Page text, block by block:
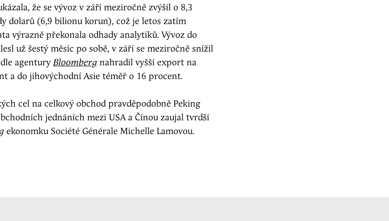
že se vývoz v září meziročně zvýšil o 8,3
dolarů (6,9 bilionu korun), což je letos zatím
výrazně překonala odhady analytiků. Vývoz do
už šestý měsíc po sobě, v září se meziročně snížil
agenturyBloomberg nahradil vyšší export na
a do jihovýchodní Asie téměř o 16 procent.
cel na celkový obchod pravděpodobně Peking
jednáních mezi USA a Čínou zaujal tvrdší
ekonomku Société Générale Michelle Lamovou.